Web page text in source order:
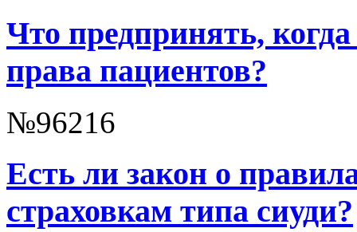
Что предпринять,
права пациентов?
№96216
Есть ли закон о
страховкам типа сиуди?